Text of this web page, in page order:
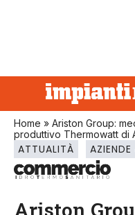
Home » Ariston Group:
produttivo Thermowatt di
ATTUALITÀ